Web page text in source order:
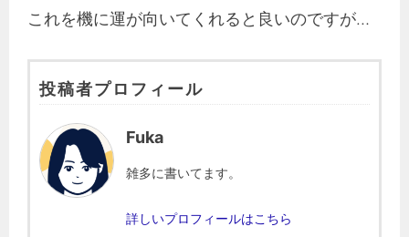
これを機に運が向いてくれると良いのですが…
投稿者プロフィール
Fuka
雑多に書いてます。
詳しいプロフィールはこちら